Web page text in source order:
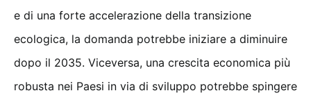
e di una forte accelerazione della transizione
ecologica, la domanda potrebbe iniziare a diminuire
dopo il 2035. Viceversa, una crescita economica più
robusta nei Paesi in via di sviluppo potrebbe spingere